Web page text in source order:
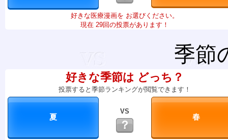
好きな医療漫画を お選びください。
現在 29回の投票があります！
季節
好きな季節は どっち？
投票すると季節ランキングが閲覧できます！
VS
？